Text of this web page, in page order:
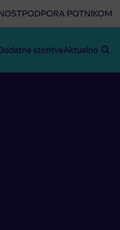
PODPORA POTNIKOM
storitveAktualno